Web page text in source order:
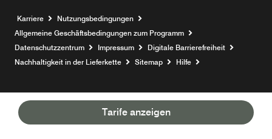
Tarife anzeigen
Karriere Opens a new window
Nutzungsbedingungen
Allgemeine Geschäftsbedingungen zum Programm
Datenschutzzentrum
Impressum
Digitale Barrierefreiheit
Nachhaltigkeit in der Lieferkette
Sitemap Hilfe